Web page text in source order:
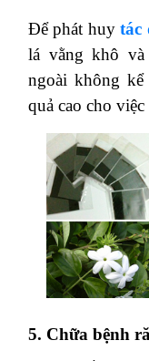
Để phát huytác
lá vằng khô và
ngoài không
quả cao cho việc
5. Chữa bệnh